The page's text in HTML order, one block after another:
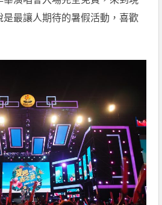
最讓人期待的暑假活動，喜歡